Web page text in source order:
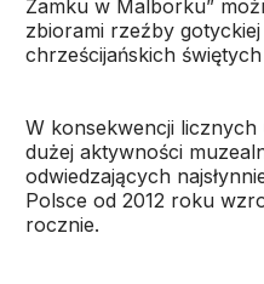
Zamku w Malborku”
zbiorami rzeźby
chrześcijańskich
W konsekwencji
dużej aktywności
odwiedzających
Polsce od 2012 roku
rocznie.